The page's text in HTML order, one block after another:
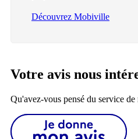
Découvrez Mobiville
Votre avis nous
Qu'avez-vous pensé du service